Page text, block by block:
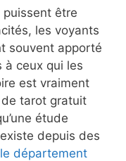
puissent être
les voyants
souvent apporté
à ceux qui les
est vraiment
tarot gratuit
étude
depuis des
département